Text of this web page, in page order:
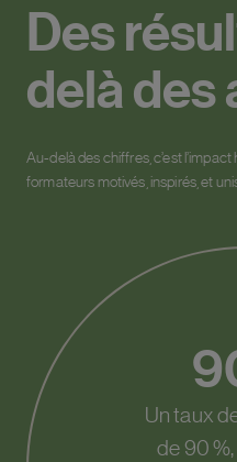
Des
delà des
Au-delà des chiffres, c’est
formateurs motivés, inspirés, et
Un taux
de 90